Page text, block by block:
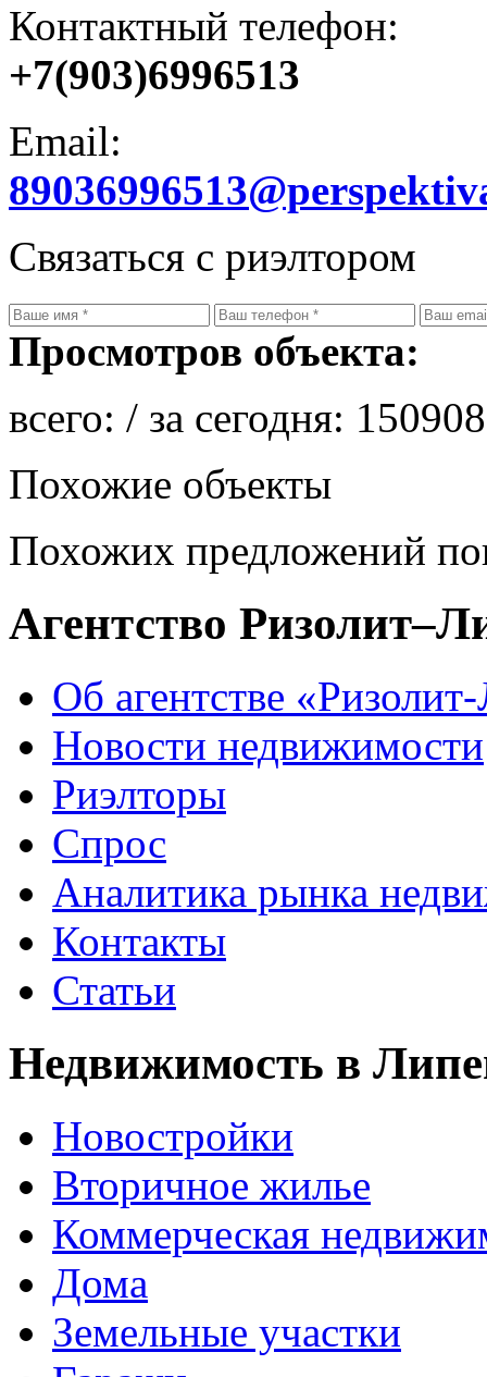
Контактный телефон:
+7(903)6996513
Email:
Связаться с риэлтором
Просмотров объекта:
всего: / за сегодня:
Похожие объекты
Похожих предложений
Агентство
Об агентстве
Новости недвижимости
Риэлторы
Спрос
Аналитика рынка
Контакты
Статьи
Недвижимость в
Новостройки
Вторичное жилье
Коммерческая
Дома
Земельные участки